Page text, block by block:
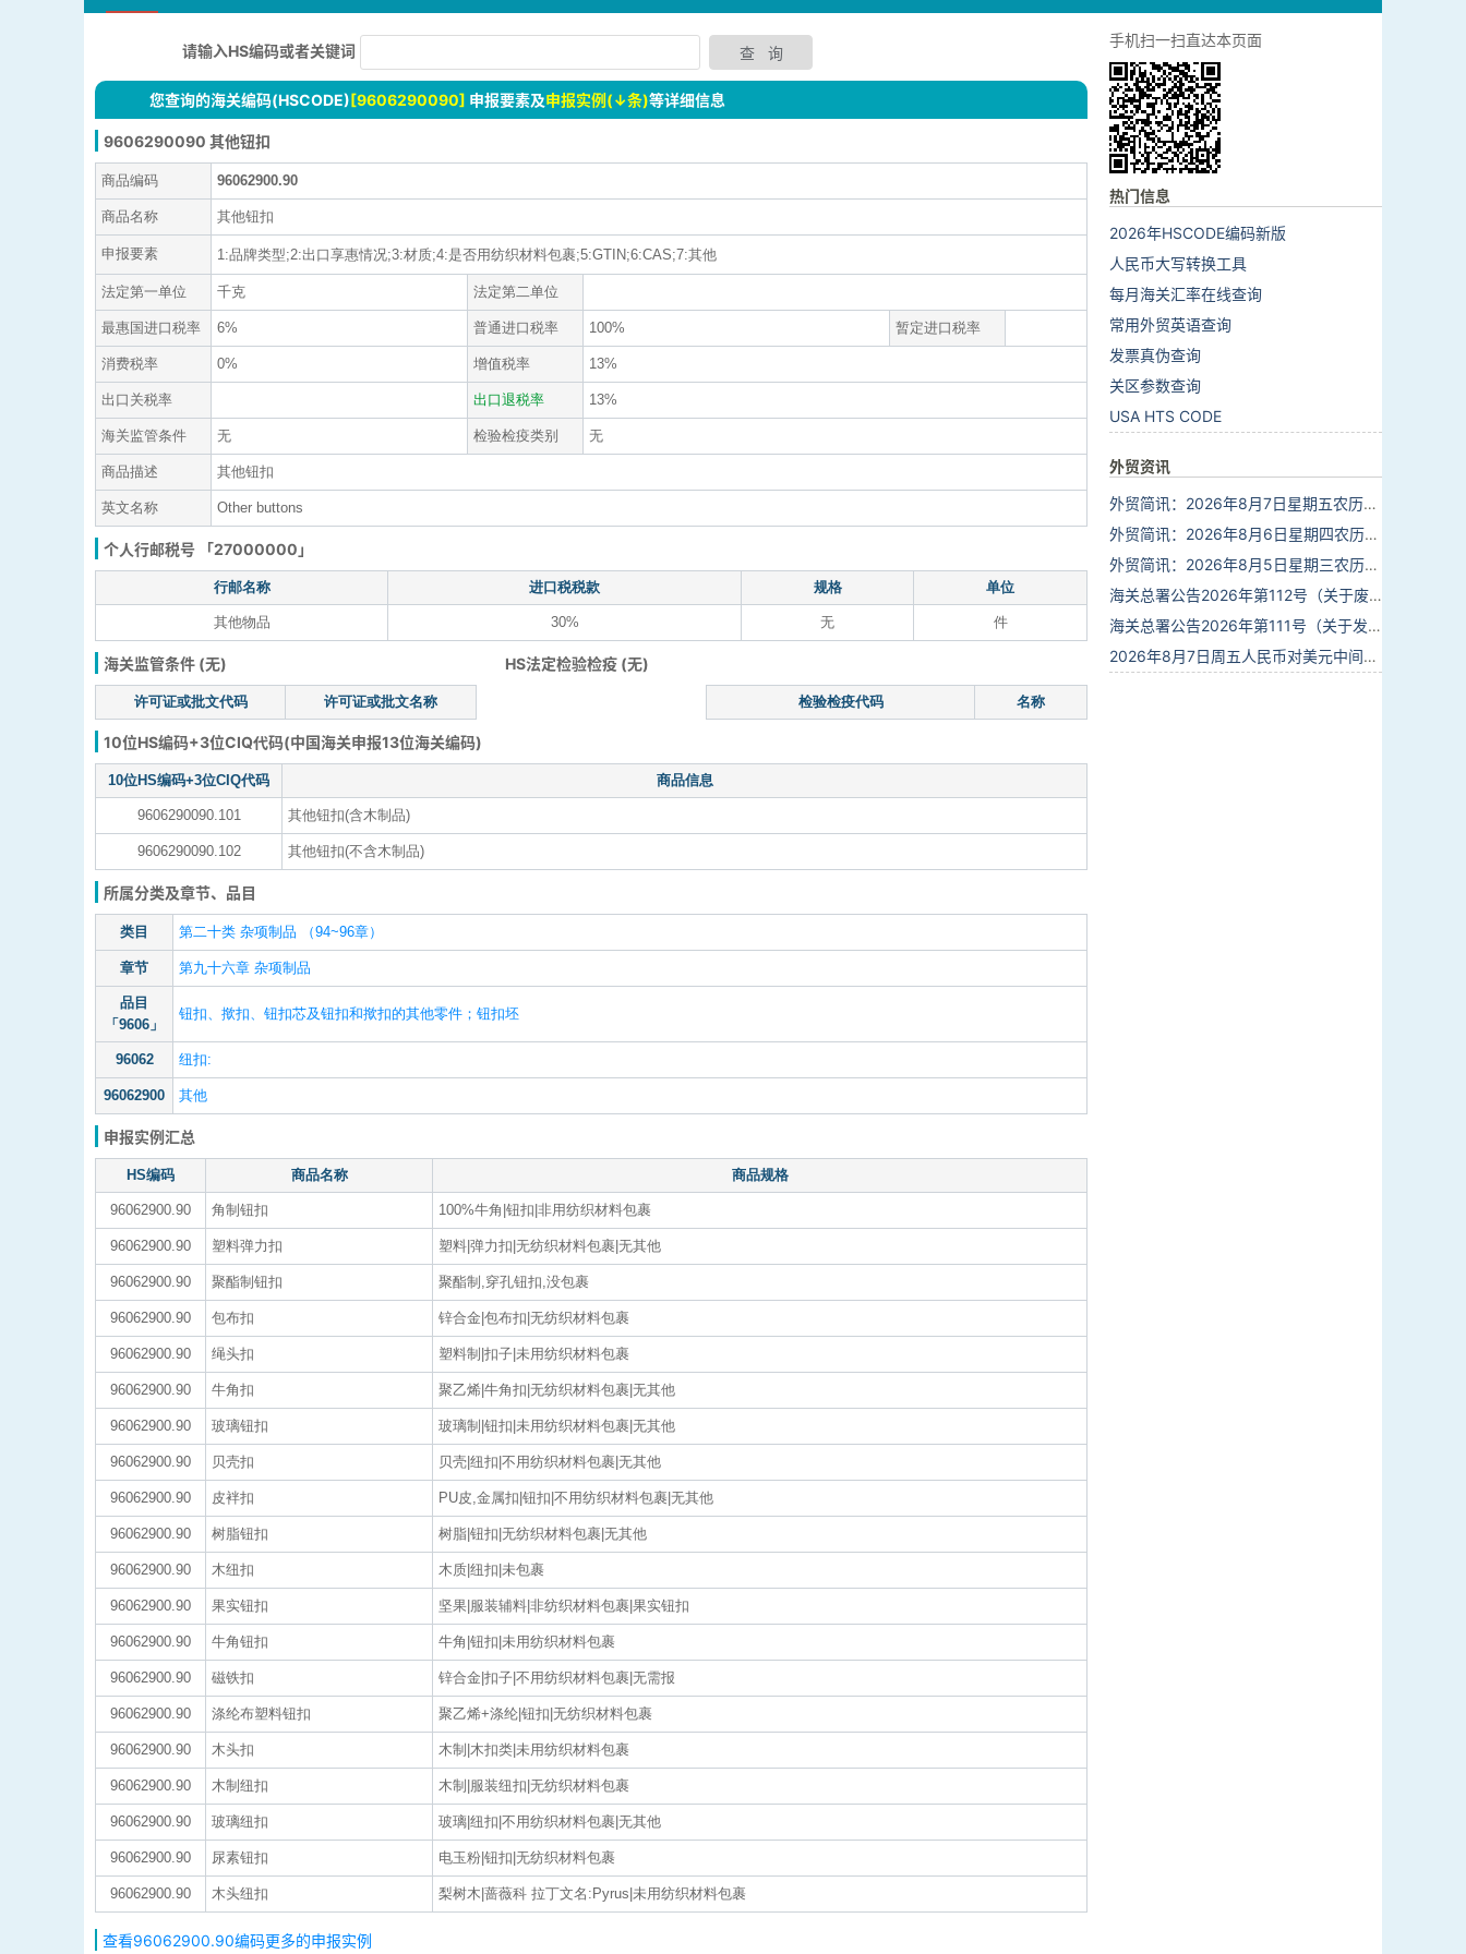
请输入HS编码或者关键词
您查询的海关编码(HSCODE)[9606290090] 申报要素及申报实例(↓条)等详细信息
9606290090 其他钮扣
商品编码 96062900.90
商品名称 其他钮扣
申报要素 1:品牌类型;2:出口享惠情况;3:材质;4:是否用纺织材料包裹;5:GTIN;6:CAS;7:其他
法定第一单位 千克 法定第二单位
最惠国进口税率 6% 普通进口税率 100% 暂定进口税率
消费税率 0% 增值税率 13%
出口关税率 出口退税率 13%
海关监管条件 无 检验检疫类别 无
商品描述 其他钮扣
英文名称 Other buttons
个人行邮税号 「27000000」
行邮名称 进口税税款 规格 单位
其他物品 30% 无 件
海关监管条件 (无) HS法定检验检疫 (无)
许可证或批文代码 许可证或批文名称 检验检疫代码 名称
10位HS编码+3位CIQ代码(中国海关申报13位海关编码)
10位HS编码+3位CIQ代码 商品信息
9606290090.101 其他钮扣(含木制品)
9606290090.102 其他钮扣(不含木制品)
所属分类及章节、品目
类目 第二十类 杂项制品 （94~96章）
章节 第九十六章 杂项制品
品目
「9606」
钮扣、揿扣、钮扣芯及钮扣和揿扣的其他零件；钮扣坯
96062 纽扣:
96062900 其他
申报实例汇总
HS编码 商品名称 商品规格
96062900.90 角制钮扣 100%牛角|钮扣|非用纺织材料包裹
96062900.90 塑料弹力扣 塑料|弹力扣|无纺织材料包裹|无其他
96062900.90 聚酯制钮扣 聚酯制,穿孔钮扣,没包裹
96062900.90 包布扣 锌合金|包布扣|无纺织材料包裹
96062900.90 绳头扣 塑料制|扣子|未用纺织材料包裹
96062900.90 牛角扣 聚乙烯|牛角扣|无纺织材料包裹|无其他
96062900.90 玻璃钮扣 玻璃制|钮扣|未用纺织材料包裹|无其他
96062900.90 贝壳扣 贝壳|纽扣|不用纺织材料包裹|无其他
96062900.90 皮袢扣 PU皮,金属扣|钮扣|不用纺织材料包裹|无其他
96062900.90 树脂钮扣 树脂|钮扣|无纺织材料包裹|无其他
96062900.90 木纽扣 木质|纽扣|未包裹
96062900.90 果实钮扣 坚果|服装辅料|非纺织材料包裹|果实钮扣
96062900.90 牛角钮扣 牛角|钮扣|未用纺织材料包裹
96062900.90 磁铁扣 锌合金|扣子|不用纺织材料包裹|无需报
96062900.90 涤纶布塑料钮扣 聚乙烯+涤纶|钮扣|无纺织材料包裹
96062900.90 木头扣 木制|木扣类|未用纺织材料包裹
96062900.90 木制纽扣 木制|服装纽扣|无纺织材料包裹
96062900.90 玻璃纽扣 玻璃|纽扣|不用纺织材料包裹|无其他
96062900.90 尿素钮扣 电玉粉|钮扣|无纺织材料包裹
96062900.90 木头纽扣 梨树木|蔷薇科 拉丁文名:Pyrus|未用纺织材料包裹
查看96062900.90编码更多的申报实例
手机扫一扫直达本页面
热门信息
2026年HSCODE编码新版
人民币大写转换工具
每月海关汇率在线查询
常用外贸英语查询
发票真伪查询
关区参数查询
USA HTS CODE
外贸资讯
外贸简讯：2026年8月7日星期五农历六月廿五
外贸简讯：2026年8月6日星期四农历六月廿四
外贸简讯：2026年8月5日星期三农历六月廿三
海关总署公告2026年第112号（关于废止部分卫生检疫类规范性文件的公告）
海关总署公告2026年第111号（关于发布《进出境动植物检疫处理监督管理工作规定》《进出境卫生处理监督管理工作规定》的公告）
2026年8月7日周五人民币对美元中间价报6.7904调贬9个基点